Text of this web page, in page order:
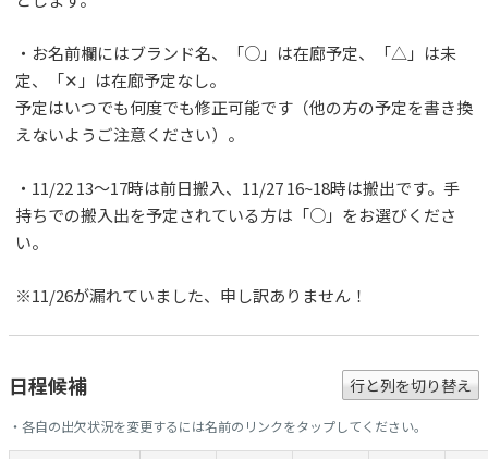
・お名前欄にはブランド名、「○」は在廊予定、「△」は未
定、「✕」は在廊予定なし。
予定はいつでも何度でも修正可能です（他の方の予定を書き換
えないようご注意ください）。
・11/22 13～17時は前日搬入、11/27 16~18時は搬出です。手
持ちでの搬入出を予定されている方は「○」をお選びくださ
い。
※11/26が漏れていました、申し訳ありません！
日程候補 行と列を切り替え
・各自の出欠状況を変更するには名前のリンクをタップしてください。